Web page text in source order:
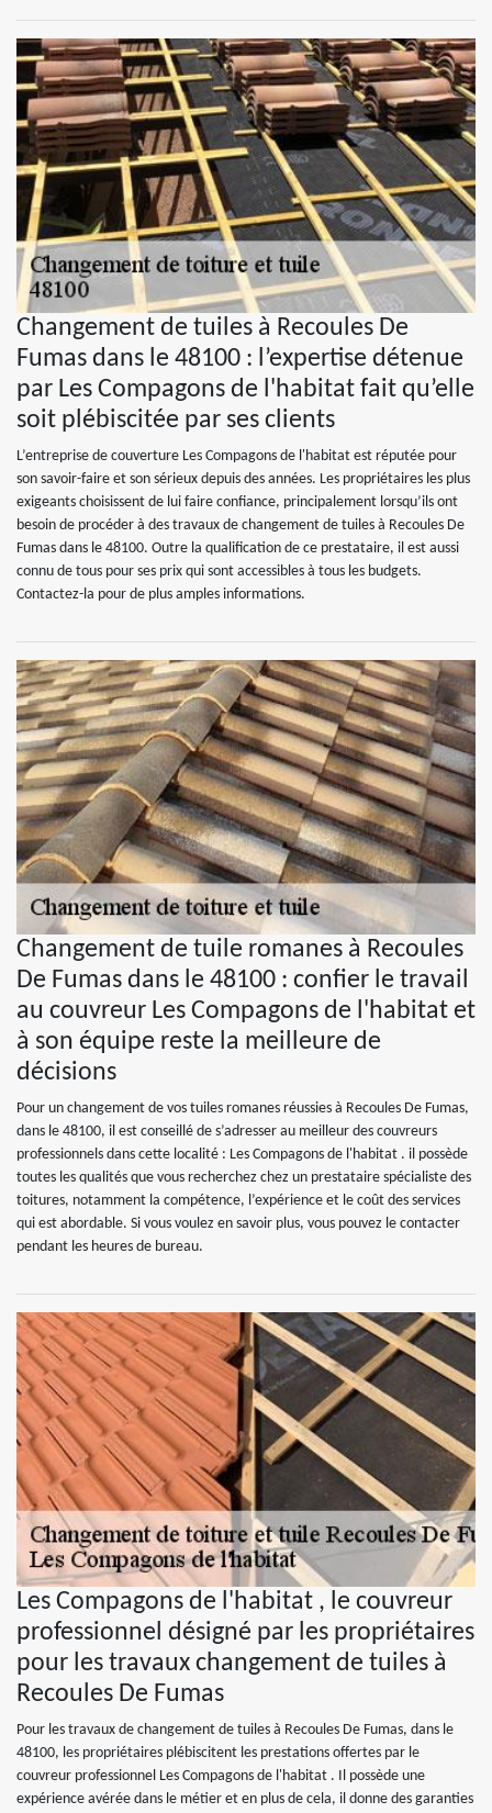
Changement de tuiles à Recoules De
Fumas dans le 48100 : l’expertise détenue
par Les Compagons de l'habitat fait qu’elle
soit plébiscitée par ses clients
L’entreprise de couverture Les Compagons de l'habitat est réputée pour
son savoir-faire et son sérieux depuis des années. Les propriétaires les plus
exigeants choisissent de lui faire confiance, principalement lorsqu’ils ont
besoin de procéder à des travaux de changement de tuiles à Recoules De
Fumas dans le 48100. Outre la qualification de ce prestataire, il est aussi
connu de tous pour ses prix qui sont accessibles à tous les budgets.
Contactez-la pour de plus amples informations.
Changement de tuile romanes à Recoules
De Fumas dans le 48100 : confier le travail
au couvreur Les Compagons de l'habitat et
à son équipe reste la meilleure de
décisions
Pour un changement de vos tuiles romanes réussies à Recoules De Fumas,
dans le 48100, il est conseillé de s’adresser au meilleur des couvreurs
professionnels dans cette localité : Les Compagons de l'habitat . il possède
toutes les qualités que vous recherchez chez un prestataire spécialiste des
toitures, notamment la compétence, l’expérience et le coût des services
qui est abordable. Si vous voulez en savoir plus, vous pouvez le contacter
pendant les heures de bureau.
Les Compagons de l'habitat , le couvreur
professionnel désigné par les propriétaires
pour les travaux changement de tuiles à
Recoules De Fumas
Pour les travaux de changement de tuiles à Recoules De Fumas, dans le
48100, les propriétaires plébiscitent les prestations offertes par le
couvreur professionnel Les Compagons de l'habitat . Il possède une
expérience avérée dans le métier et en plus de cela, il donne des garanties